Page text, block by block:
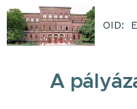
OID:
A